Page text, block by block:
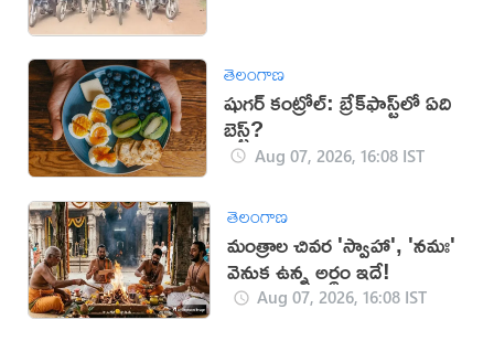
తెలంగాణ
షుగర్ కంట్రోల్: బ్రేక్‌ఫాస్ట్‌లో ఏది
బెస్ట్?
Aug 07, 2026, 16:08 IST
తెలంగాణ
మంత్రాల చివర 'స్వాహా', 'నమః'
వెనుక ఉన్న అర్థం ఇదే!
Aug 07, 2026, 16:08 IST